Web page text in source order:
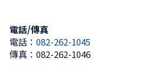
電話/傳真
電話： 082-262-1045
傳真： 082-262-1046